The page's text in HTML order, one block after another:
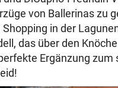
von Ballerinas zu
in der
das über den
Ergänzung zum